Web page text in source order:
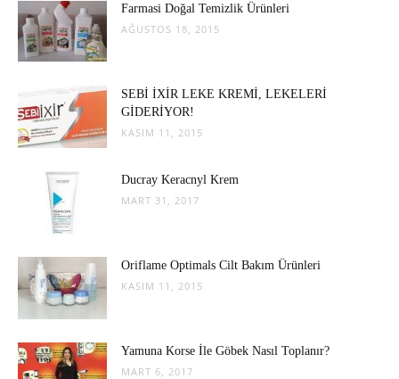
Farmasi Doğal Temizlik Ürünleri
AĞUSTOS 18, 2015
SEBİ İXİR LEKE KREMİ, LEKELERİ
GİDERİYOR!
KASIM 11, 2015
Ducray Keracnyl Krem
MART 31, 2017
Oriflame Optimals Cilt Bakım Ürünleri
KASIM 11, 2015
Yamuna Korse İle Göbek Nasıl Toplanır?
MART 6, 2017